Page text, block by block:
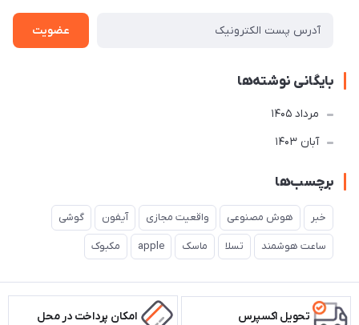
عضویت
بایگانی نوشته‌ها
مرداد 1405
آبان 1403
برچسب‌ها
خبر هوش مصنوعی واقعیت مجازی آیفون گوشی
ساعت هوشمند تسلا ماسک apple مکبوک
تحویل اکسپرس امکان پرداخت در محل